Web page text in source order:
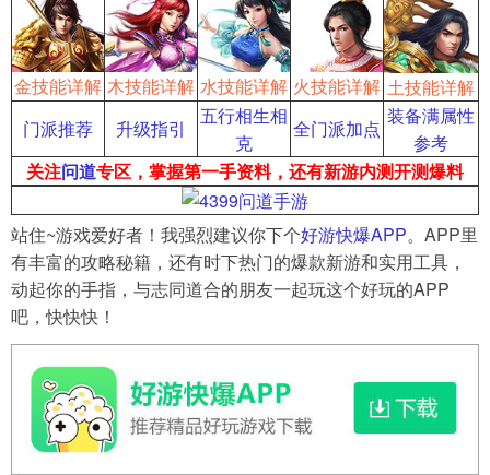
金技能详解 木技能详解 水技能详解 火技能详解 土技能详解
门派推荐
升级指引
五行相生相
克
全门派加点
装备满属性
参考
关注问道专区，掌握第一手资料，还有新游内测开测爆料
站住~游戏爱好者！我强烈建议你下个好游快爆APP。APP里
有丰富的攻略秘籍，还有时下热门的爆款新游和实用工具，
动起你的手指，与志同道合的朋友一起玩这个好玩的APP
吧，快快快！